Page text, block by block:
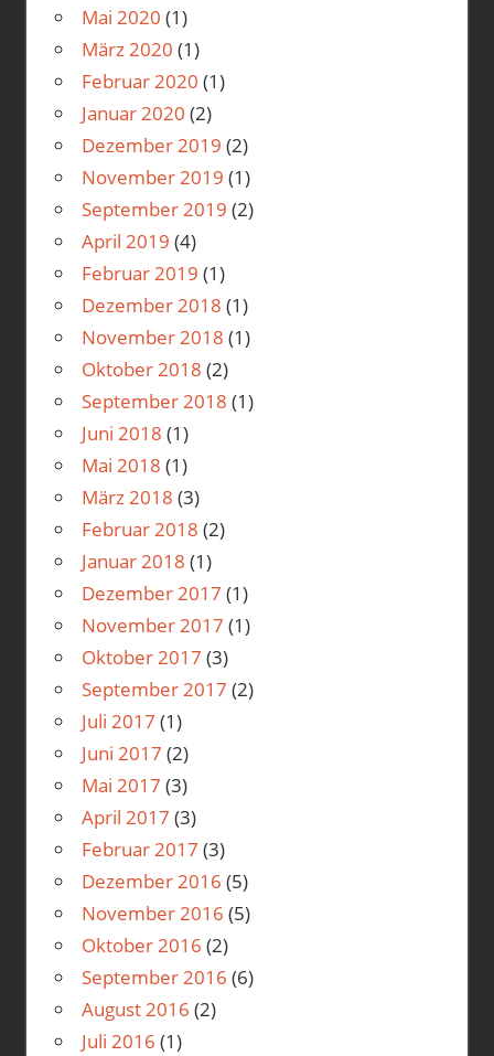
Mai 2020 (1)
März 2020 (1)
Februar 2020 (1)
Januar 2020 (2)
Dezember 2019 (2)
November 2019 (1)
September 2019 (2)
April 2019 (4)
Februar 2019 (1)
Dezember 2018 (1)
November 2018 (1)
Oktober 2018 (2)
September 2018 (1)
Juni 2018 (1)
Mai 2018 (1)
März 2018 (3)
Februar 2018 (2)
Januar 2018 (1)
Dezember 2017 (1)
November 2017 (1)
Oktober 2017 (3)
September 2017 (2)
Juli 2017 (1)
Juni 2017 (2)
Mai 2017 (3)
April 2017 (3)
Februar 2017 (3)
Dezember 2016 (5)
November 2016 (5)
Oktober 2016 (2)
September 2016 (6)
August 2016 (2)
Juli 2016 (1)